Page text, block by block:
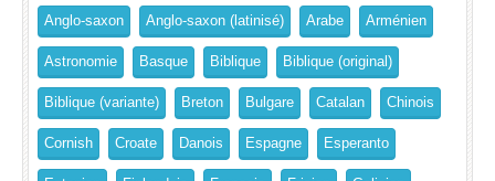
Anglo-saxon Anglo-saxon (latinisé) Arabe Arménien
Astronomie Basque Biblique Biblique (original)
Biblique (variante) Breton Bulgare Catalan Chinois
Cornish Croate Danois Espagne Esperanto